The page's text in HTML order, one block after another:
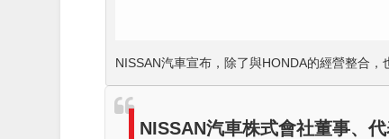
NISSAN汽車宣布，除了與HONDA的經營整合
NISSAN汽車株式會社董事、